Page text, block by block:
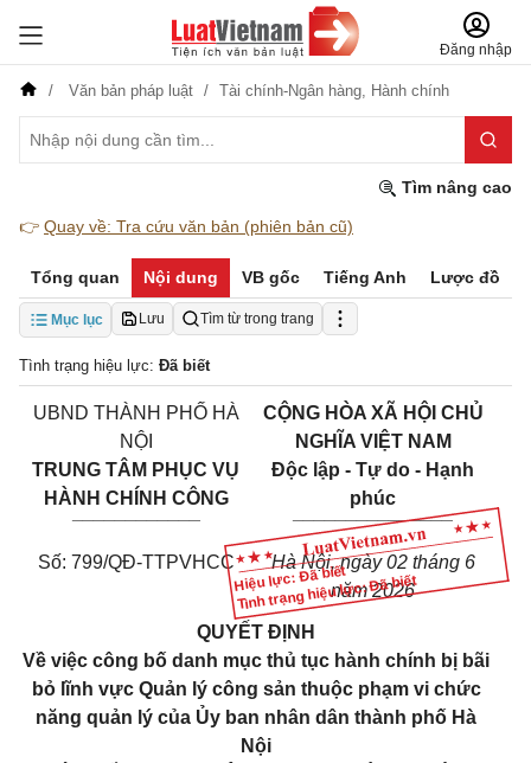
Đăng nhập
Văn bản pháp luật Tài chính-Ngân hàng, Hành chính
Tìm nâng cao
👉 Quay về: Tra cứu văn bản (phiên bản cũ)
Tổng quan Nội dung VB gốc Tiếng Anh Lược đồ
Mục lục Lưu Tìm từ trong trang
Tình trạng hiệu lực: Đã biết
Hiệu lực: Đã biết
Tình trạng hiệu lực: Đã biết
UBND THÀNH PHỐ HÀ
NỘI
TRUNG TÂM PHỤC VỤ
HÀNH CHÍNH CÔNG
CỘNG HÒA XÃ HỘI CHỦ
NGHĨA VIỆT NAM
Độc lập - Tự do - Hạnh
phúc
_______________
Số: 799/QĐ-TTPVHCC
Hà Nội, ngày 02 tháng 6
năm 2026
QUYẾT ĐỊNH
Về việc công bố danh mục thủ tục hành chính bị bãi
bỏ lĩnh vực Quản lý công sản thuộc phạm vi chức
năng quản lý của Ủy ban nhân dân thành phố Hà
Nội